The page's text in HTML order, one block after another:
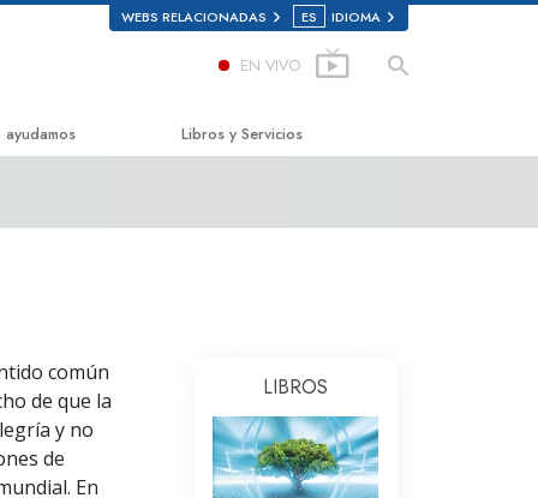
WEBS RELACIONADAS ES IDIOMA
EN VIVO
ayudamos
Sobre las Drogas
por los Derechos Humanos
Ciudadana de Derechos
Libros y Servicios
Comenzando Servicios
común
de que la
y no
de
En
LIBROS